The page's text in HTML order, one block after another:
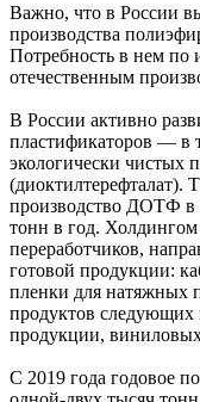
Важно, что в России
производства
Потребность в нем по
отечественным
В России активно
пластификаторов — в
экологически чистых
(диоктилтерефталат).
производство ДОТФ в
тонн в год.
переработчиков,
готовой продукции:
пленки для натяжных
продуктов следующих
продукции,
С 2019 года годовое